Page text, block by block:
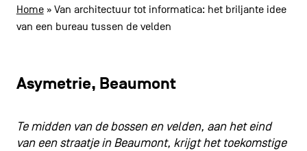
Facebook YoutubeLinkedIn
NL EN FR
Home» Van architectuur tot informatica: het briljante idee
van een bureau tussen de velden
Asymetrie, Beaumont
Te midden van de bossen en velden, aan het eind
van een straatje in Beaumont, krijgt het toekomstige